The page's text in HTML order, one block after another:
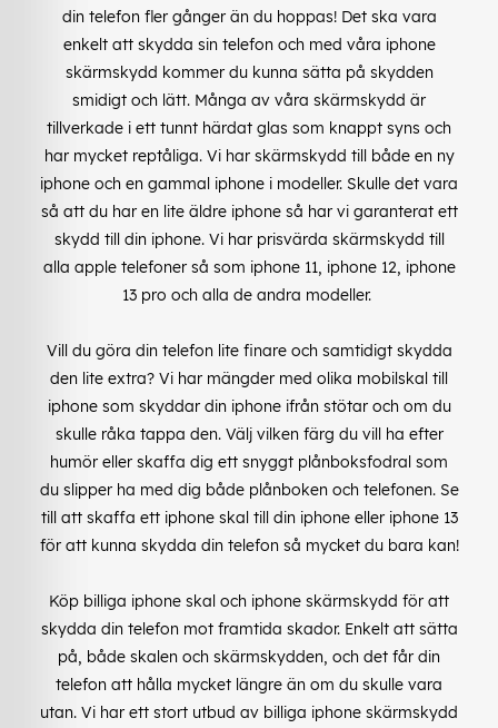
din telefon fler gånger än du hoppas! Det ska vara
enkelt att skydda sin telefon och med våra iphone
skärmskydd kommer du kunna sätta på skydden
smidigt och lätt. Många av våra skärmskydd är
tillverkade i ett tunnt härdat glas som knappt syns och
har mycket reptåliga. Vi har skärmskydd till både en ny
iphone och en gammal iphone i modeller. Skulle det vara
så att du har en lite äldre iphone så har vi garanterat ett
skydd till din iphone. Vi har prisvärda skärmskydd till
alla apple telefoner så som iphone 11, iphone 12, iphone
13 pro och alla de andra modeller.
Vill du göra din telefon lite finare och samtidigt skydda
den lite extra? Vi har mängder med olika mobilskal till
iphone som skyddar din iphone ifrån stötar och om du
skulle råka tappa den. Välj vilken färg du vill ha efter
humör eller skaffa dig ett snyggt plånboksfodral som
du slipper ha med dig både plånboken och telefonen. Se
till att skaffa ett iphone skal till din iphone eller iphone 13
för att kunna skydda din telefon så mycket du bara kan!
Köp billiga iphone skal och iphone skärmskydd för att
skydda din telefon mot framtida skador. Enkelt att sätta
på, både skalen och skärmskydden, och det får din
telefon att hålla mycket längre än om du skulle vara
utan. Vi har ett stort utbud av billiga iphone skärmskydd